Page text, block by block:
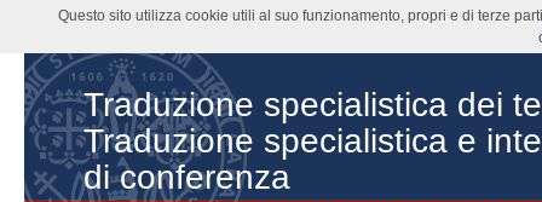
Traduzione specialistica dei
Traduzione specialistica e
di conferenza
Questo sito utilizza cookie utili al suo funzionamento, propri e di terze